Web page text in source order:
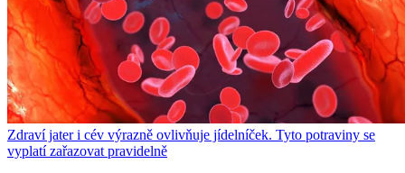
Zdraví jater i cév výrazně ovlivňuje jídelníček. Tyto potraviny se
vyplatí zařazovat pravidelně